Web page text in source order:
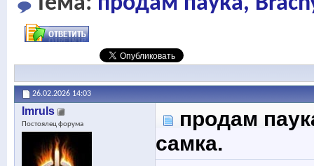
26.02.2026 14:03
Imruls
Постоялец форума
продам
самка.